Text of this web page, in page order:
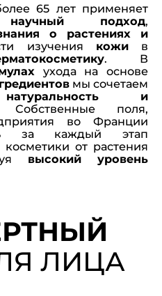
65 лет применяет
научный подход,
о растениях и
изучения кожив
. В
ухода на основе
мы сочетаем
и
поля,
во Франции
за каждый этап
от растения
высокий уровень
ЛИЦА